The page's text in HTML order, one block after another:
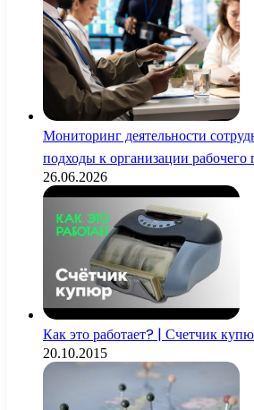
Мониторинг деятельности
подходы к организации рабочего
26.06.2026
Как это работает? | Счетчик
20.10.2015